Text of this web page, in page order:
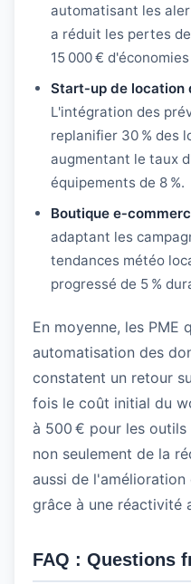
automatisant les
a réduit les pertes
15 000 €
Start‑up de
L'intégration des
replanifier 30 % des
augmentant le taux
équipements de 8 %.
Boutique
adaptant les
tendances météo
progressé de 5 %
En moyenne, les PME
automatisation des
constatent un retour
fois le coût initial du
à 500 € pour les outils
non seulement de la
aussi de
grâce à une réactivité
FAQ : Questions